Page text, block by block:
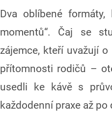
Dva oblíbené
momentů“. Čaj se
zájemce, kteří uvažují
přítomnosti rodičů –
usedli ke kávě s
každodenní praxe až